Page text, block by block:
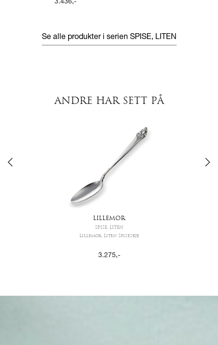
3.436,-
Se alle produkter i serien SPISE, LITEN
ANDRE HAR SETT PÅ
LILLEMOR
SPISE, LITEN
Lillemor, Liten Spiseskje
3.275,-